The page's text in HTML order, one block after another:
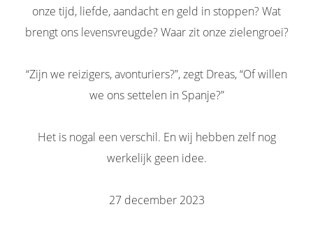
onze tijd, liefde, aandacht en geld in stoppen? Wat
brengt ons levensvreugde? Waar zit onze zielengroei?
“Zijn we reizigers, avonturiers?”, zegt Dreas, “Of willen
we ons settelen in Spanje?”
Het is nogal een verschil. En wij hebben zelf nog
werkelijk geen idee.
27 december 2023